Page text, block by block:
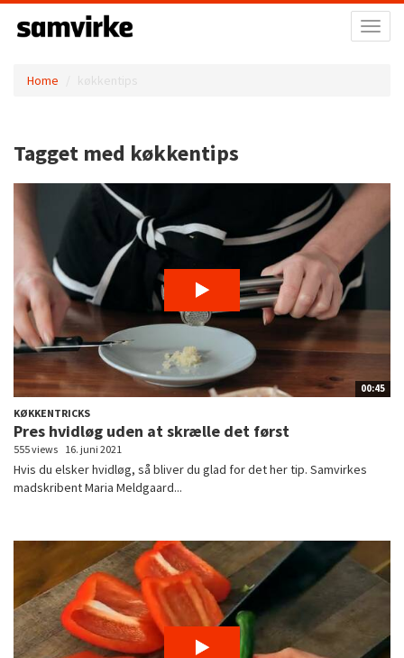
Home køkkentips
Tagget med køkkentips
00:45
KØKKENTRICKS
Pres hvidløg uden at skrælle det først
555 views 16. juni 2021
Hvis du elsker hvidløg, så bliver du glad for det her tip. Samvirkes
madskribent Maria Meldgaard...